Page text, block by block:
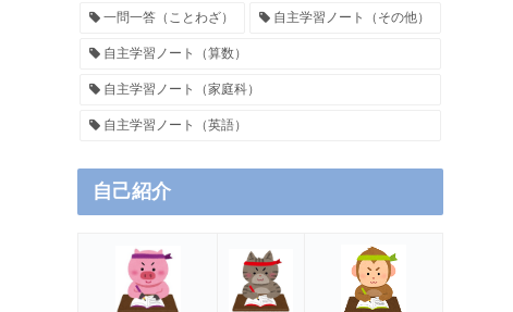
一問一答（ことわざ） 自主学習ノート（その他）
自主学習ノート（算数）
自主学習ノート（家庭科）
自主学習ノート（英語）
自己紹介